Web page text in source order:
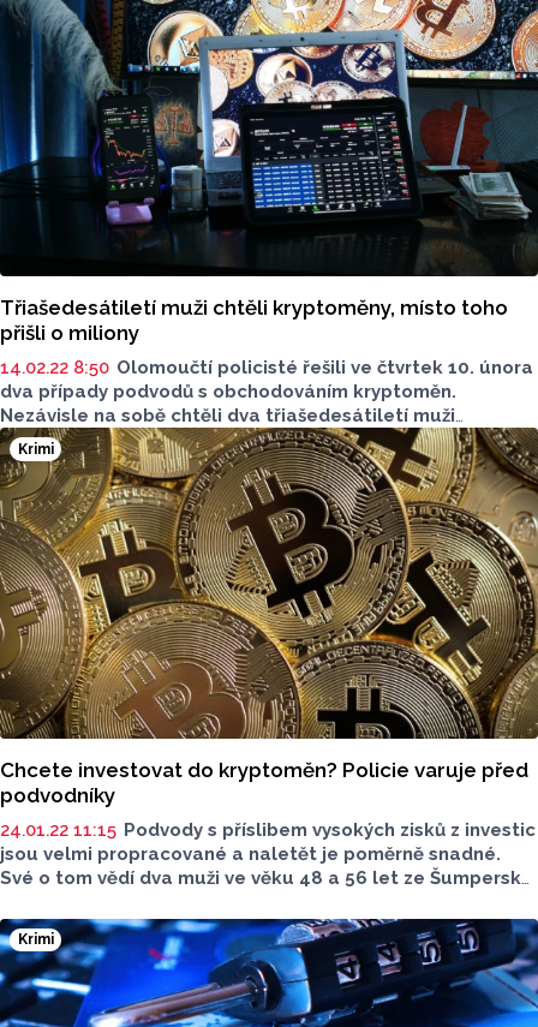
Třiašedesátiletí muži chtěli kryptoměny, místo toho
přišli o miliony
14.02.22 8:50 Olomoučtí policisté řešili ve čtvrtek 10. února
dva případy podvodů s obchodováním kryptoměn.
Nezávisle na sobě chtěli dva třiašedesátiletí muži
investovat na internetu do kryptoměn. Oba přišli o své
investiční vklady. Případy řeší policie jako podezření
ze spáchání zločinu podvodu.
Krimi
Chcete investovat do kryptoměn? Policie varuje před
podvodníky
24.01.22 11:15 Podvody s příslibem vysokých zisků z investic
jsou velmi propracované a naletět je poměrně snadné.
Své o tom vědí dva muži ve věku 48 a 56 let ze Šumperska,
zhodnocení svých úspor tím, že investují do bitcoinů.
Krimi